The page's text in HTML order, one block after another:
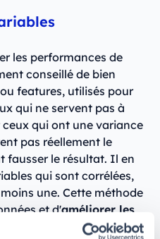
les performances de
conseillé de bien
features, utilisés pour
qui ne servent pas à
qui ont une variance
pas réellement le
fausser le résultat. Il en
qui sont corrélées,
une. Cette méthode
et d'améliorer les
Learning, et par